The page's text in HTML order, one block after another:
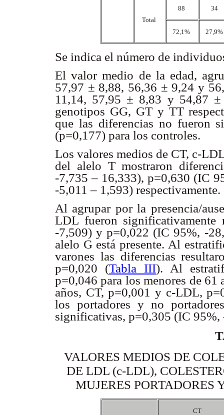
Total
88 34
72,1% 27,9%
Se indica el número de
El valor medio de la edad,
57,97 ± 8,88, 56,36 ± 9,24 y
11,14, 57,95 ± 8,83 y 54,87 ±
genotipos GG, GT y TT
que las diferencias no fueron
(p=0,177) para los controles.
Los valores medios de CT, c-
del alelo T mostraron
-7,735 – 16,333), p=0,630 (IC
-5,011 – 1,593) respectivamente.
Al agrupar por la presencia/
LDL fueron
-7,509) y p=0,022 (IC 95%, -
alelo G está presente. Al
varones las diferencias
p=0,020 (Tabla III). Al
p=0,046 para los menores de 61
años, CT, p=0,001 y c-LDL,
los portadores y no
significativas, p=0,305 (IC 95%,
VALORES MEDIOS DE
DE LDL (c-LDL),
MUJERES PORTADORES
CT